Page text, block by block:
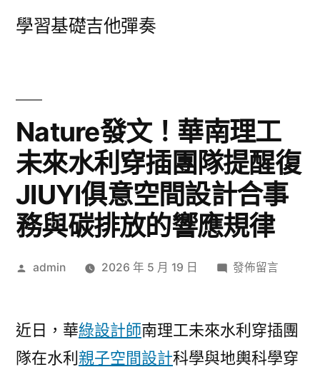
學習基礎吉他彈奏
Nature發文！華南理工
未來水利穿插團隊提醒復
JIUYI俱意空間設計合事
務與碳排放的響應規律
作
admin 2026 年 5 月 19 日
在
文！
華
發佈留言
近日，華綠設計師南理工未來水利穿插團
隊在水利 親子空間設計科學與地輿科學穿